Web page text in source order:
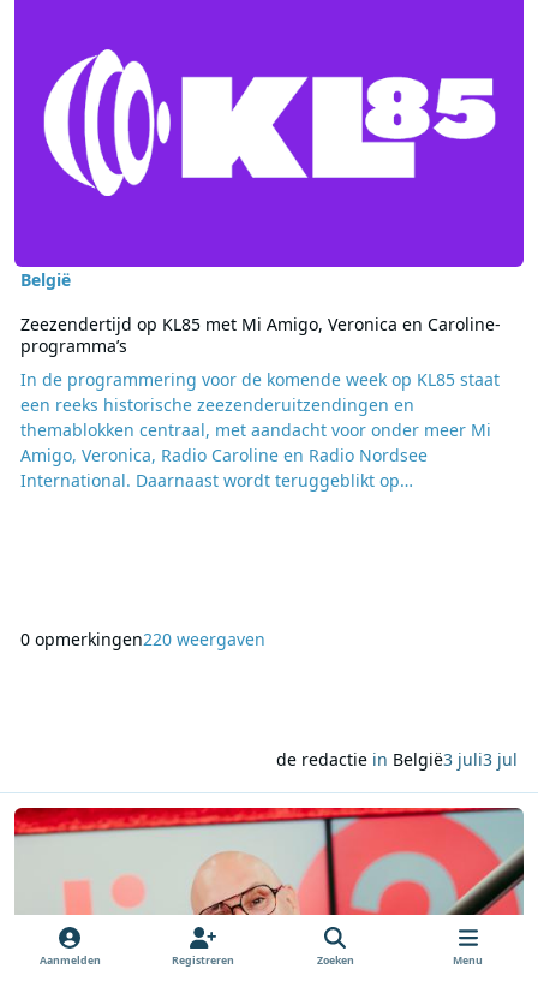
België
Zeezendertijd op KL85 met Mi Amigo, Veronica en Caroline-
programma’s
In de programmering voor de komende week op KL85 staat
een reeks historische zeezenderuitzendingen en
themablokken centraal, met aandacht voor onder meer Mi
Amigo, Veronica, Radio Caroline en Radio Nordsee
International. Daarnaast wordt teruggeblikt op
0 opmerkingen220 weergaven
de redactie in België3 juli3 jul
Lees meer over Brahim start namiddagprogramma op Radio 2,
Aanmelden Registreren Zoeken Menu